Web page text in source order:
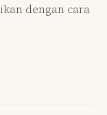
dengan cara